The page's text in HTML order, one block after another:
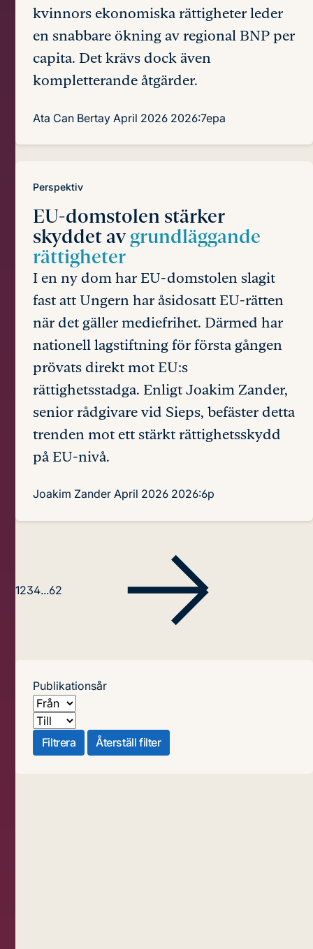
kvinnors ekonomiska rättigheter leder
en snabbare ökning av regional BNP per
capita. Det krävs dock även
kompletterande åtgärder.
Ata Can Bertay April 2026 2026:7epa
Perspektiv
EU-domstolen stärker
skyddet av grundläggande
rättigheter
I en ny dom har EU-domstolen slagit
fast att Ungern har åsidosatt EU-rätten
när det gäller mediefrihet. Därmed har
nationell lagstiftning för första gången
prövats direkt mot EU:s
rättighetsstadga. Enligt Joakim Zander,
senior rådgivare vid Sieps, befäster detta
trenden mot ett stärkt rättighetsskydd
på EU-nivå.
Joakim Zander April 2026 2026:6p
1234...62
Publikationsår
Från
Till
Filtrera
Återställ filter